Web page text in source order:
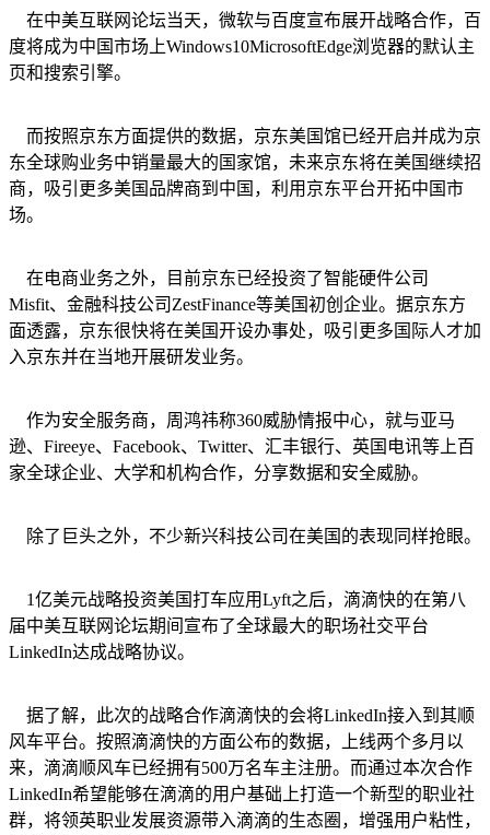
在中美互联网论坛当天，微软与百度宣布展开战略合作，百
度将成为中国市场上Windows10MicrosoftEdge浏览器的默认主
页和搜索引擎。
而按照京东方面提供的数据，京东美国馆已经开启并成为京
东全球购业务中销量最大的国家馆，未来京东将在美国继续招
商，吸引更多美国品牌商到中国，利用京东平台开拓中国市
场。
在电商业务之外，目前京东已经投资了智能硬件公司
Misfit、金融科技公司ZestFinance等美国初创企业。据京东方
面透露，京东很快将在美国开设办事处，吸引更多国际人才加
入京东并在当地开展研发业务。
作为安全服务商，周鸿祎称360威胁情报中心，就与亚马
逊、Fireeye、Facebook、Twitter、汇丰银行、英国电讯等上百
家全球企业、大学和机构合作，分享数据和安全威胁。
除了巨头之外，不少新兴科技公司在美国的表现同样抢眼。
1亿美元战略投资美国打车应用Lyft之后，滴滴快的在第八
届中美互联网论坛期间宣布了全球最大的职场社交平台
LinkedIn达成战略协议。
据了解，此次的战略合作滴滴快的会将LinkedIn接入到其顺
风车平台。按照滴滴快的方面公布的数据，上线两个多月以
来，滴滴顺风车已经拥有500万名车主注册。而通过本次合作
LinkedIn希望能够在滴滴的用户基础上打造一个新型的职业社
群，将领英职业发展资源带入滴滴的生态圈，增强用户粘性，